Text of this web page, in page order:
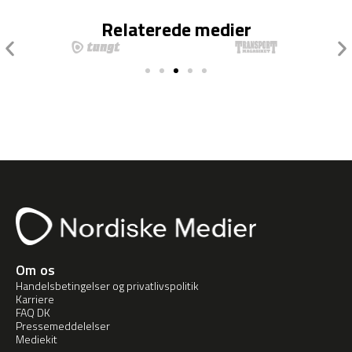
Relaterede medier
Om os
Handelsbetingelser og privatlivspolitik
Karriere
FAQ DK
Pressemeddelelser
Mediekit